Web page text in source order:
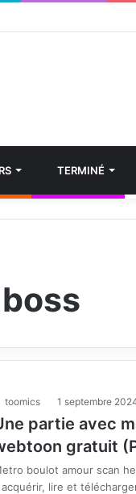
TERMINÉ
toomics 1 septembre
partie avec
gratuit
boulot amour scan
acquérir, lire et